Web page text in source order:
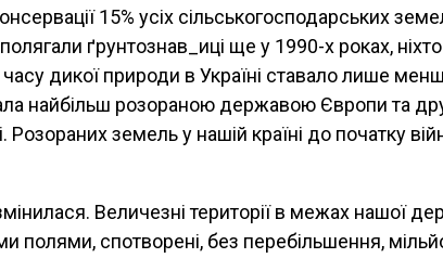
15% усіх сільськогосподарських
ґрунтознав_иці ще у 1990-х роках,
часу дикої природи в Україні ставало лише
найбільш розораною державою Європи та
Розораних земель у нашій країні до початку
Величезні території в межах нашої
полями, спотворені, без перебільшення,